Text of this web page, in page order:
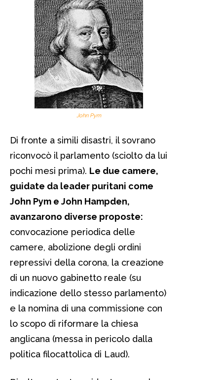
John Pym
Di fronte a simili disastri, il sovrano
riconvocò il parlamento (sciolto da lui
pochi mesi prima). Le due camere,
guidate da leader puritani come
John Pym e John Hampden,
avanzarono diverse proposte:
convocazione periodica delle
camere, abolizione degli ordini
repressivi della corona, la creazione
di un nuovo gabinetto reale (su
indicazione dello stesso parlamento)
e la nomina di una commissione con
lo scopo di riformare la chiesa
anglicana (messa in pericolo dalla
politica filocattolica di Laud).